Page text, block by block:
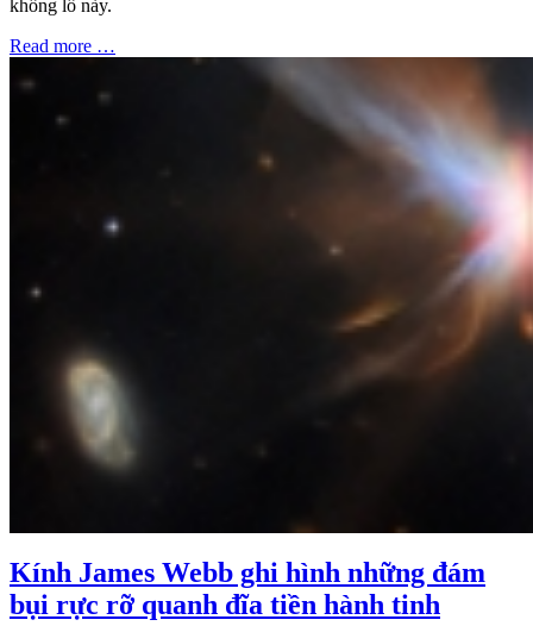
khổng lồ này.
Read more …
Kính James Webb ghi hình những đám
bụi rực rỡ quanh đĩa tiền hành tinh